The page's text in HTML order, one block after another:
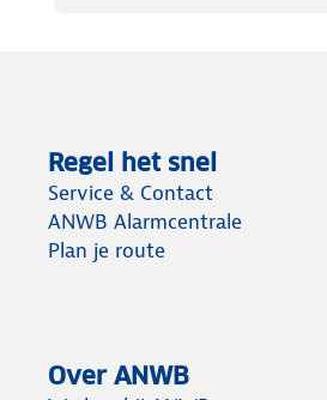
Regel het snel
Service & Contact
ANWB Alarmcentrale
Plan je route
Over ANWB